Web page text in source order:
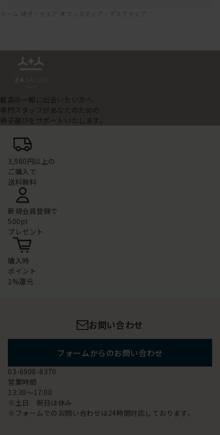
ホーム 椅子・チェア オフィスチェア・デスクチェア
最高の一脚に出会いたい方へ
専門スタッフがあなたのための
椅子選びをサポートいたします。
3,980円以上の
ご購入で
送料無料
新規会員登録で
500pt
プレゼント
購入時
ポイント
1%還元
お問い合わせ
フォームからのお問い合わせ
03-6908-8370
営業時間
13:30～17:00
※土日 祝日は休み
※フォームでのお問い合わせは24時間対応しております。